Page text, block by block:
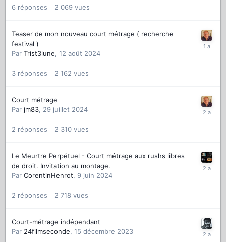
6 réponses 2 069 vues
Teaser de mon nouveau court métrage ( recherche
festival )
Par Trist3lune, 12 août 2024
3 réponses 2 162 vues
Court métrage
Par jm83, 29 juillet 2024
2 réponses 2 310 vues
Le Meurtre Perpétuel - Court métrage aux rushs libres
de droit. Invitation au montage.
Par CorentinHenrot, 9 juin 2024
2 réponses 2 718 vues
Court-métrage indépendant
Par 24filmseconde, 15 décembre 2023